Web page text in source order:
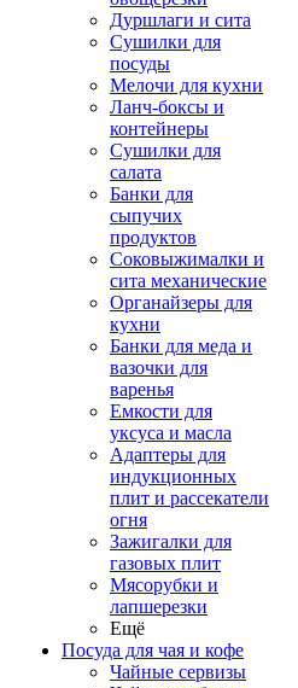
Дуршлаги и сита
Сушилки для
посуды
Мелочи для кухни
Ланч-боксы и
контейнеры
Сушилки для
салата
Банки для
сыпучих
продуктов
Соковыжималки и
сита механические
Органайзеры для
кухни
Банки для меда и
вазочки для
варенья
Емкости для
уксуса и масла
Адаптеры для
индукционных
плит и рассекатели
огня
Зажигалки для
газовых плит
Мясорубки и
лапшерезки
Ещё
Посуда для чая и кофе
Чайные сервизы